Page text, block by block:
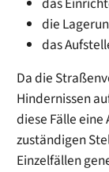
die
das
Da die
Hindernissen
diese Fälle
zuständigen
Einzelfällen